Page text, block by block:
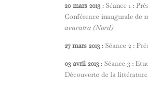
20 mars 2013 : Séance 1 :
Conférence inaugurale de
avaratra (Nord)
27 mars 2013 : Séance 2 :
03 avril 2013 : Séance 3 :
Découverte de la